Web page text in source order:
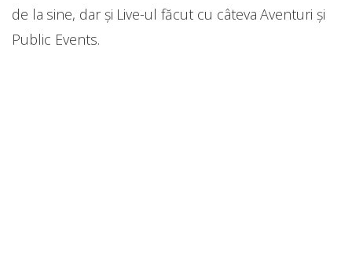
de la sine, dar și Live-ul făcut cu câteva Aventuri și
Public Events.